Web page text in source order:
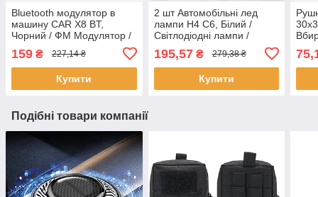
Bluetooth модулятор в
машину CAR X8 BT,
Чорний / ФМ Модулятор /
ФМ Трансмітер з блютуз /
Блютуз модулятор
159 ₴ 227,14 ₴
Купити
2 шт Автомобільні лед
лампи H4 C6, Білий /
Світлодіодні лампи /
для авто
195,57₴ 279,38 ₴
Купити
Подібні товари компанії